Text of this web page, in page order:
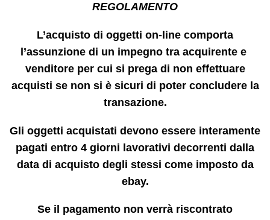
REGOLAMENTO
L’acquisto di oggetti on-line comporta
l’assunzione di un impegno tra acquirente e
venditore per cui si prega di non effettuare
acquisti se non si è sicuri di poter concludere la
transazione.
Gli oggetti acquistati devono essere interamente
pagati entro 4 giorni lavorativi decorrenti dalla
data di acquisto degli stessi come imposto da
ebay.
Se il pagamento non verrà riscontrato